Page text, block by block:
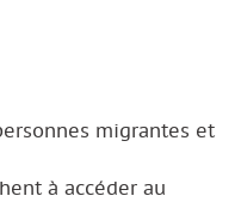
migrantes et
à accéder au